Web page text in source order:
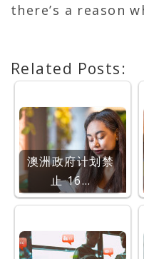
there’s a reason
Related Posts:
澳洲政府计划禁
止 16…